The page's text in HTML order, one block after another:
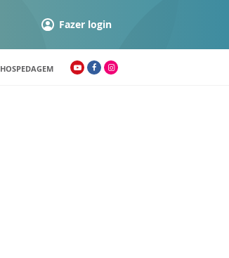
Fazer login
HOSPEDAGEM